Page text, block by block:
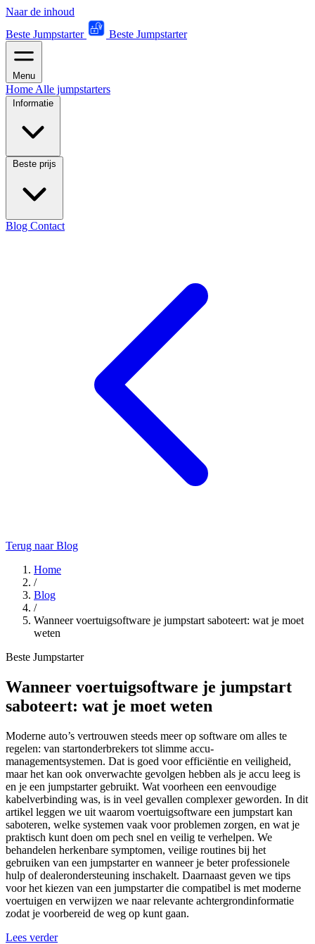
Naar de inhoud
Beste Jumpstarter
Beste Jumpstarter
Menu
Home Alle jumpstarters
Informatie
Beste prijs
Blog Contact
Terug naar Blog
Home
/
Blog
/
Wanneer voertuigsoftware je jumpstart saboteert: wat je moet
weten
Beste Jumpstarter
Wanneer voertuigsoftware je jumpstart
saboteert: wat je moet weten
Moderne auto’s vertrouwen steeds meer op software om alles te
regelen: van startonderbrekers tot slimme accu­
managementsystemen. Dat is goed voor efficiëntie en veiligheid,
maar het kan ook onverwachte gevolgen hebben als je accu leeg is
en je een jumpstarter gebruikt. Wat voorheen een eenvoudige
kabelverbinding was, is in veel gevallen complexer geworden. In dit
artikel leggen we uit waarom voertuigsoftware een jumpstart kan
sabote­ren, welke systemen vaak voor problemen zorgen, en wat je
praktisch kunt doen om pech snel en veilig te verhelpen. We
behandelen herkenbare symptomen, veilige routines bij het
gebruiken van een jumpstarter en wanneer je beter professionele
hulp of dealerondersteuning inschakelt. Daarnaast geven we tips
voor het kiezen van een jumpstarter die compatibel is met moderne
voertuigen en verwijzen we naar relevante achtergrondinformatie
zodat je voorbereid de weg op kunt gaan.
Lees verder